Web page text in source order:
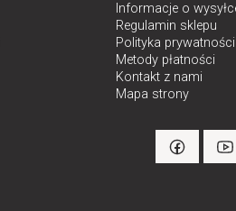
Informacje o
Regulamin sklepu
Polityka prywatności
Metody płatności
Kontakt z nami
Mapa strony